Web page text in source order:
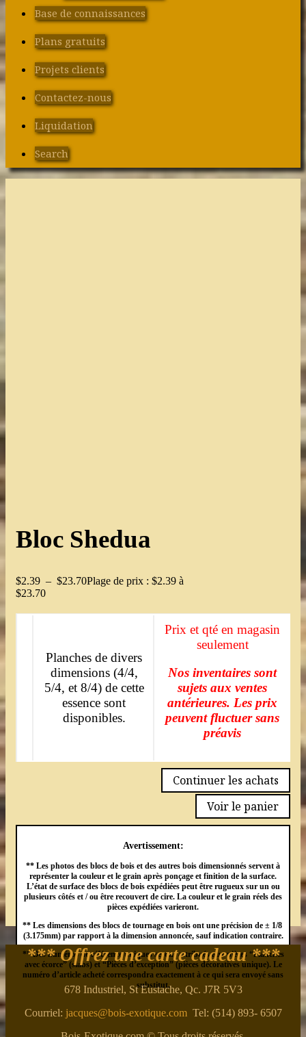
Base de connaissances
Plans gratuits
Projets clients
Contactez-nous
Liquidation
Search
Bloc Shedua
$2.39 – $23.70Plage de prix : $2.39 à
$23.70
Planches de divers
dimensions (4/4,
5/4, et 8/4) de cette
essence sont
disponibles.
Prix et qté en magasin
seulement
Nos inventaires sont
sujets aux ventes
antérieures. Les prix
peuvent fluctuer sans
préavis
Continuer les achats
Voir le panier
Avertissement:
** Les photos des blocs de bois et des autres bois dimensionnés servent à
représenter la couleur et le grain après ponçage et finition de la surface.
L’état de surface des blocs de bois expédiées peut être rugueux sur un ou
plusieurs côtés et / ou être recouvert de cire. La couleur et le grain réels des
pièces expédiées varieront.
** Les dimensions des blocs de tournage en bois ont une précision de ± 1/8
(3.175mm) par rapport à la dimension annoncée, sauf indication contraire.
** Des numéros de référence uniques seront attribués aux pièces “Planches
avec écorce” (slabs) et “Pièces d’exception” (pièces décoratives unique). Le
numéro d’article acheté correspondra exactement à ce qui sera envoyé sans
substitut.
*** Offrez une carte cadeau ***
678 Industriel, St Eustache, Qc. J7R 5V3
Courriel: jacques@bois-exotique.comTel: (514) 893- 6507